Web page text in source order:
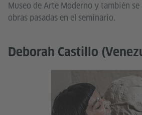
Museo de Arte Moderno y también se
obras pasadas en el seminario.
Deborah Castillo